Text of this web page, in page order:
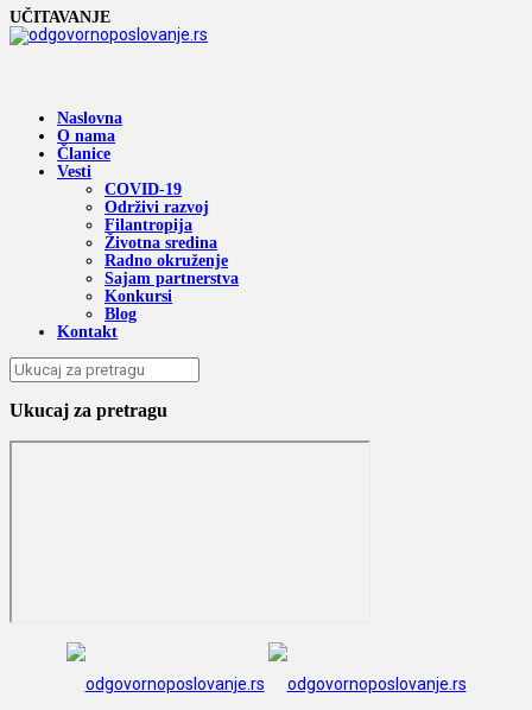
UČITAVANJE
Naslovna
O nama
Članice
Vesti
COVID-19
Održivi razvoj
Filantropija
Životna sredina
Radno okruženje
Sajam partnerstva
Konkursi
Blog
Kontakt
Ukucaj za pretragu